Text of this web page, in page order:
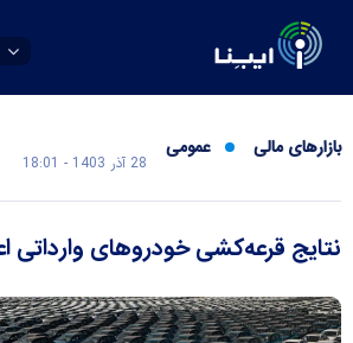
بازارهای مالی عمومی
28 آذر 1403 - 18:01
نتایج قرعه‌کشی خودرو‌های وارداتی